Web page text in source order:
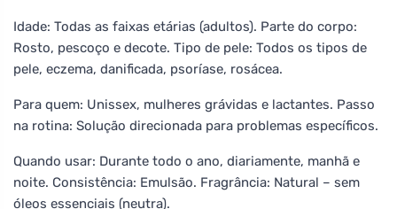
Idade: Todas as faixas etárias (adultos). Parte do corpo:
Rosto, pescoço e decote. Tipo de pele: Todos os tipos de
pele, eczema, danificada, psoríase, rosácea.
Para quem: Unissex, mulheres grávidas e lactantes. Passo
na rotina: Solução direcionada para problemas específicos.
Quando usar: Durante todo o ano, diariamente, manhã e
noite. Consistência: Emulsão. Fragrância: Natural – sem
óleos essenciais (neutra).